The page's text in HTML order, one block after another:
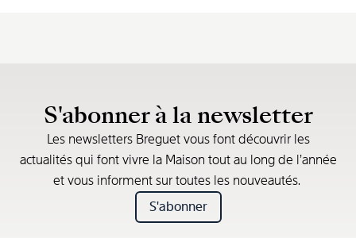
S'abonner à la newsletter
Les newsletters Breguet vous font découvrir les
actualités qui font vivre la Maison tout au long de l’année
et vous informent sur toutes les nouveautés.
S'abonner